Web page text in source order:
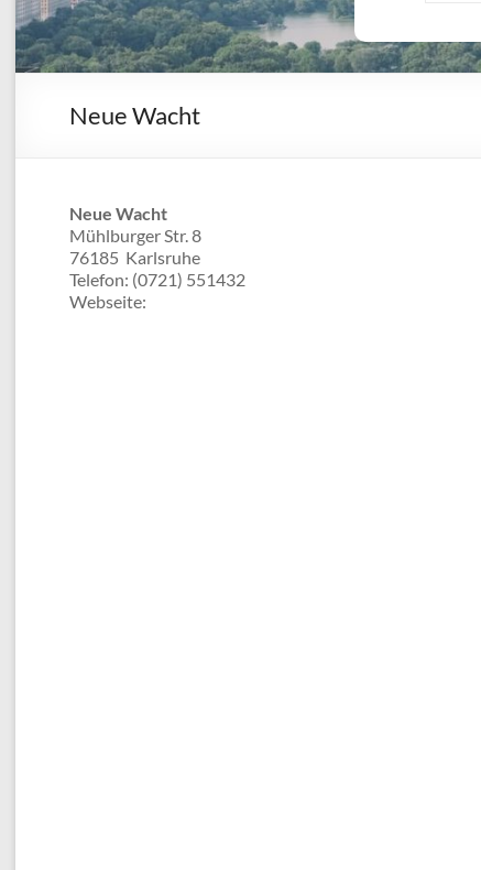
Neue Wacht
Neue Wacht
Mühlburger Str. 8
76185 Karlsruhe
Telefon: (0721) 551432
Webseite: